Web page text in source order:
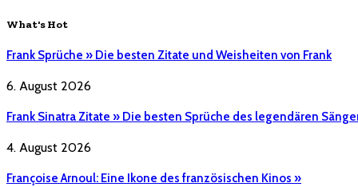
What's Hot
Frank Sprüche » Die besten Zitate und Weisheiten von Frank
6. August 2026
Frank Sinatra Zitate » Die besten Sprüche des legendären
4. August 2026
Françoise Arnoul: Eine Ikone des französischen Kinos »